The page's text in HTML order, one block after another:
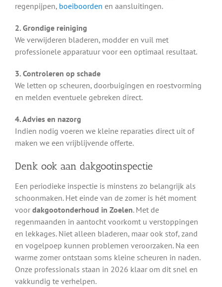
regenpijpen, boeiboorden en aansluitingen.
2. Grondige reiniging
We verwijderen bladeren, modder en vuil met
professionele apparatuur voor een optimaal resultaat.
3. Controleren op schade
We letten op scheuren, doorbuigingen en roestvorming
en melden eventuele gebreken direct.
4. Advies en nazorg
Indien nodig voeren we kleine reparaties direct uit of
maken we een vrijblijvende offerte.
Denk ook aan dakgootinspectie
Een periodieke inspectie is minstens zo belangrijk als
schoonmaken. Het einde van de zomer is hét moment
voor dakgootonderhoud in Zoelen. Met de
regenmaanden in aantocht voorkomt u verstoppingen
en lekkages. Niet alleen bladeren, maar ook stof, zand
en vogelpoep kunnen problemen veroorzaken. Na een
warme zomer ontstaan soms kleine scheuren in naden.
Onze professionals staan in 2026 klaar om dit snel en
vakkundig te verhelpen.